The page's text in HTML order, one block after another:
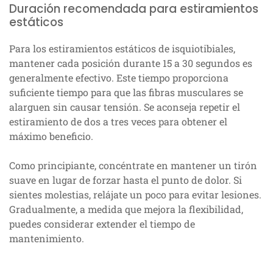
Duración recomendada para estiramientos
estáticos
Para los estiramientos estáticos de isquiotibiales,
mantener cada posición durante 15 a 30 segundos es
generalmente efectivo. Este tiempo proporciona
suficiente tiempo para que las fibras musculares se
alarguen sin causar tensión. Se aconseja repetir el
estiramiento de dos a tres veces para obtener el
máximo beneficio.
Como principiante, concéntrate en mantener un tirón
suave en lugar de forzar hasta el punto de dolor. Si
sientes molestias, relájate un poco para evitar lesiones.
Gradualmente, a medida que mejora la flexibilidad,
puedes considerar extender el tiempo de
mantenimiento.